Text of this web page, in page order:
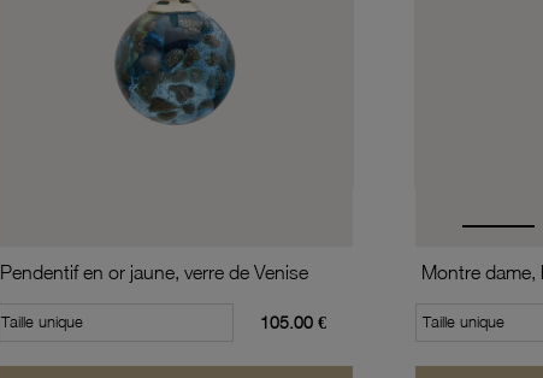
Pendentif en or jaune, verre de Venise
Taille unique 105.00 € Taille unique